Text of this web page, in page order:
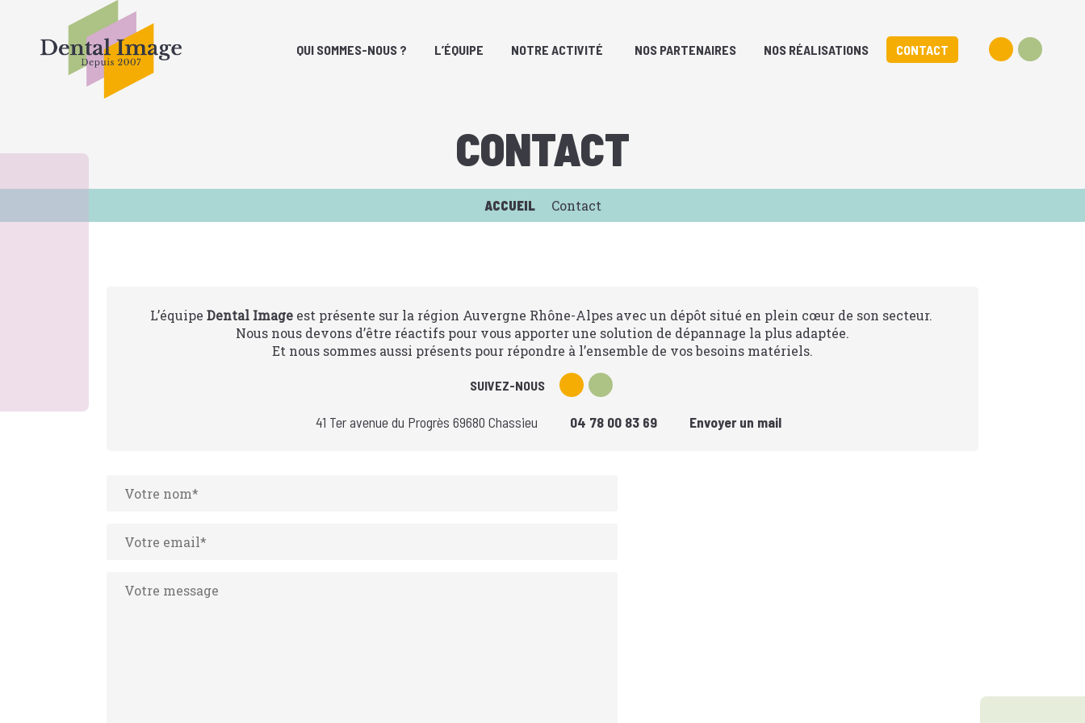
QUI SOMMES-NOUS ? L’ÉQUIPE NOTRE ACTIVITÉ NOS PARTENAIRES NOS RÉALISATIONS CONTACT
CONTACT
ACCUEIL Contact
L’équipe Dental Imageest présente sur la région Auvergne Rhône-Alpes avec un dépôt situé en plein cœur de son secteur.
Nous nous devons d’être réactifs pour vous apporter une solution de dépannage la plus adaptée.
Et nous sommes aussi présents pour répondre à l’ensemble de vos besoins matériels.
SUIVEZ-NOUS
41 Ter avenue du Progrès 69680 Chassieu 04 78 00 83 69 Envoyer un mail